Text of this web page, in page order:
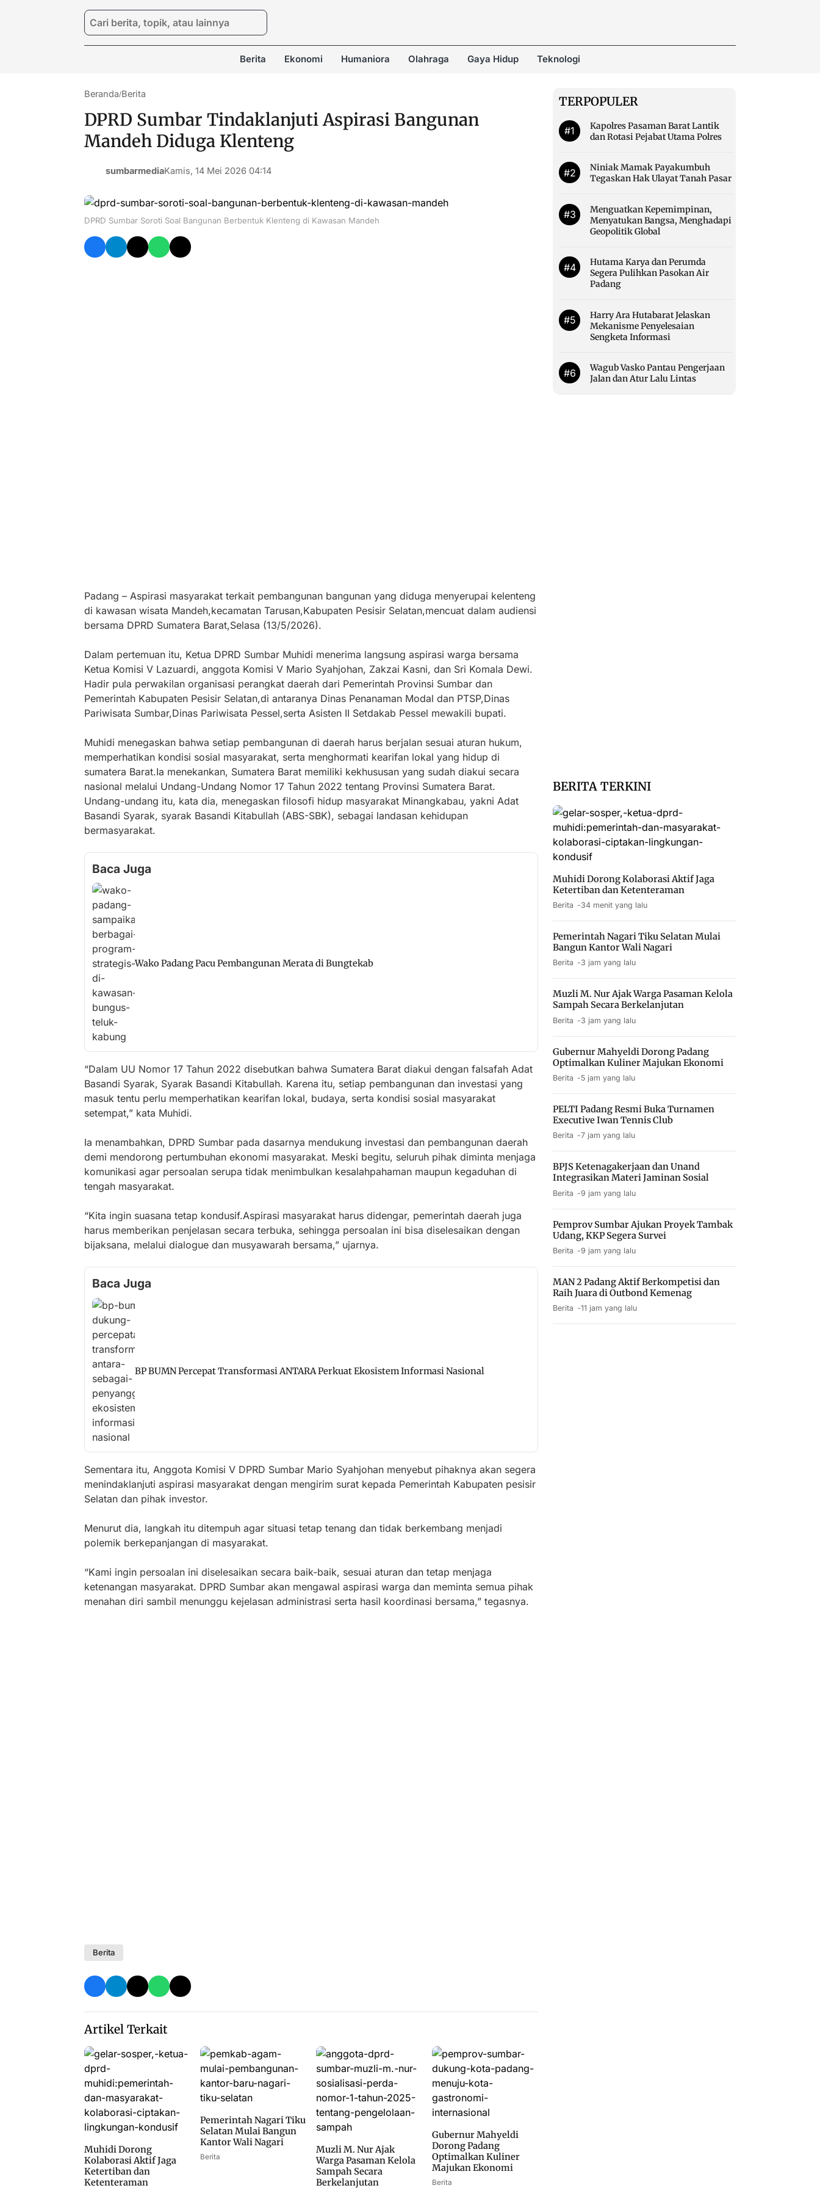
Berita Ekonomi Humaniora Olahraga Gaya Hidup Teknologi
Beranda/Berita
DPRD Sumbar Tindaklanjuti Aspirasi Bangunan
Mandeh Diduga Klenteng
sumbarmediaKamis, 14 Mei 2026 04:14
DPRD Sumbar Soroti Soal Bangunan Berbentuk Klenteng di Kawasan Mandeh
Padang – Aspirasi masyarakat terkait pembangunan bangunan yang diduga menyerupai kelenteng
di kawasan wisata Mandeh,kecamatan Tarusan,Kabupaten Pesisir Selatan,mencuat dalam audiensi
bersama DPRD Sumatera Barat,Selasa (13/5/2026).
Dalam pertemuan itu, Ketua DPRD Sumbar Muhidi menerima langsung aspirasi warga bersama
Ketua Komisi V Lazuardi, anggota Komisi V Mario Syahjohan, Zakzai Kasni, dan Sri Komala Dewi.
Hadir pula perwakilan organisasi perangkat daerah dari Pemerintah Provinsi Sumbar dan
Pemerintah Kabupaten Pesisir Selatan,di antaranya Dinas Penanaman Modal dan PTSP,Dinas
Pariwisata Sumbar,Dinas Pariwisata Pessel,serta Asisten II Setdakab Pessel mewakili bupati.
Muhidi menegaskan bahwa setiap pembangunan di daerah harus berjalan sesuai aturan hukum,
memperhatikan kondisi sosial masyarakat, serta menghormati kearifan lokal yang hidup di
sumatera Barat.Ia menekankan, Sumatera Barat memiliki kekhususan yang sudah diakui secara
nasional melalui Undang-Undang Nomor 17 Tahun 2022 tentang Provinsi Sumatera Barat.
Undang-undang itu, kata dia, menegaskan filosofi hidup masyarakat Minangkabau, yakni Adat
Basandi Syarak, syarak Basandi Kitabullah (ABS-SBK), sebagai landasan kehidupan
bermasyarakat.
Baca Juga
Wako Padang Pacu Pembangunan Merata di Bungtekab
“Dalam UU Nomor 17 Tahun 2022 disebutkan bahwa Sumatera Barat diakui dengan falsafah Adat
Basandi Syarak, Syarak Basandi Kitabullah. Karena itu, setiap pembangunan dan investasi yang
masuk tentu perlu memperhatikan kearifan lokal, budaya, serta kondisi sosial masyarakat
setempat,” kata Muhidi.
Ia menambahkan, DPRD Sumbar pada dasarnya mendukung investasi dan pembangunan daerah
demi mendorong pertumbuhan ekonomi masyarakat. Meski begitu, seluruh pihak diminta menjaga
komunikasi agar persoalan serupa tidak menimbulkan kesalahpahaman maupun kegaduhan di
tengah masyarakat.
“Kita ingin suasana tetap kondusif.Aspirasi masyarakat harus didengar, pemerintah daerah juga
harus memberikan penjelasan secara terbuka, sehingga persoalan ini bisa diselesaikan dengan
bijaksana, melalui dialogue dan musyawarah bersama,” ujarnya.
Baca Juga
BP BUMN Percepat Transformasi ANTARA Perkuat Ekosistem Informasi Nasional
Sementara itu, Anggota Komisi V DPRD Sumbar Mario Syahjohan menyebut pihaknya akan segera
menindaklanjuti aspirasi masyarakat dengan mengirim surat kepada Pemerintah Kabupaten pesisir
Selatan dan pihak investor.
Menurut dia, langkah itu ditempuh agar situasi tetap tenang dan tidak berkembang menjadi
polemik berkepanjangan di masyarakat.
“Kami ingin persoalan ini diselesaikan secara baik-baik, sesuai aturan dan tetap menjaga
ketenangan masyarakat. DPRD Sumbar akan mengawal aspirasi warga dan meminta semua pihak
menahan diri sambil menunggu kejelasan administrasi serta hasil koordinasi bersama,” tegasnya.
Berita
Artikel Terkait
Muhidi Dorong
Kolaborasi Aktif Jaga
Ketertiban dan
Ketenteraman
Pemerintah Nagari Tiku
Selatan Mulai Bangun
Kantor Wali Nagari
Berita
Muzli M. Nur Ajak
Warga Pasaman Kelola
Sampah Secara
Berkelanjutan
Gubernur Mahyeldi
Dorong Padang
Optimalkan Kuliner
Majukan Ekonomi
Berita
TERPOPULER
#1
Kapolres Pasaman Barat Lantik
dan Rotasi Pejabat Utama Polres
#2
Niniak Mamak Payakumbuh
Tegaskan Hak Ulayat Tanah Pasar
#3
Menguatkan Kepemimpinan,
Menyatukan Bangsa, Menghadapi
Geopolitik Global
#4
Hutama Karya dan Perumda
Segera Pulihkan Pasokan Air
Padang
#5
Harry Ara Hutabarat Jelaskan
Mekanisme Penyelesaian
Sengketa Informasi
#6
Wagub Vasko Pantau Pengerjaan
Jalan dan Atur Lalu Lintas
BERITA TERKINI
Muhidi Dorong Kolaborasi Aktif Jaga
Ketertiban dan Ketenteraman
Berita 34 menit yang lalu
Pemerintah Nagari Tiku Selatan Mulai
Bangun Kantor Wali Nagari
Berita 3 jam yang lalu
Muzli M. Nur Ajak Warga Pasaman Kelola
Sampah Secara Berkelanjutan
Berita 3 jam yang lalu
Gubernur Mahyeldi Dorong Padang
Optimalkan Kuliner Majukan Ekonomi
Berita 5 jam yang lalu
PELTI Padang Resmi Buka Turnamen
Executive Iwan Tennis Club
Berita 7 jam yang lalu
BPJS Ketenagakerjaan dan Unand
Integrasikan Materi Jaminan Sosial
Berita 9 jam yang lalu
Pemprov Sumbar Ajukan Proyek Tambak
Udang, KKP Segera Survei
Berita 9 jam yang lalu
MAN 2 Padang Aktif Berkompetisi dan
Raih Juara di Outbond Kemenag
Berita 11 jam yang lalu